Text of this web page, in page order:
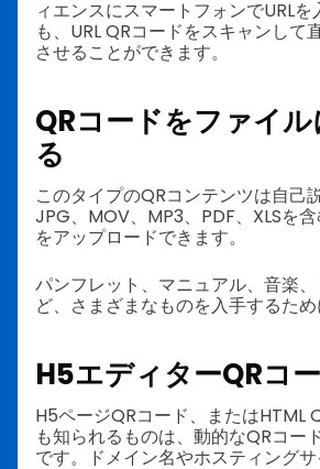
ィエンスにスマートフォンでURLを
も、URL QRコードをスキャンして
させることができます。
QRコードをファイ
る
このタイプのQRコンテンツは自己
JPG、MOV、MP3、PDF、XLSを
をアップロードできます。
パンフレット、マニュアル、音楽
ど、さまざまなものを入手するため
H5エディターQRコ
H5ページQRコード、またはHTML
も知られるものは、動的なQRコー
です。ドメイン名やホスティング